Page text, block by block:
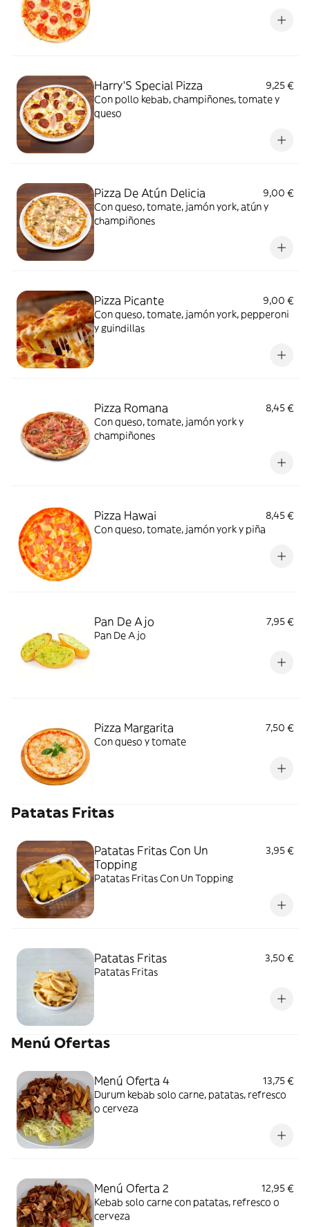
Harry'S Special Pizza
9,25 €
Con pollo kebab, champiñones, tomate y
queso
Pizza De Atún Delicia
9,00 €
Con queso, tomate, jamón york, atún y
champiñones
Pizza Picante
9,00 €
Con queso, tomate, jamón york, pepperoni
y guindillas
Pizza Romana
8,45 €
Con queso, tomate, jamón york y
champiñones
Pizza Hawai
8,45 €
Con queso, tomate, jamón york y piña
Pan De Ajo
7,95 €
Pan De Ajo
Pizza Margarita
7,50 €
Con queso y tomate
Patatas Fritas
Patatas Fritas Con Un
Topping
3,95 €
Patatas Fritas Con Un Topping
Patatas Fritas
3,50 €
Patatas Fritas
Menú Ofertas
Menú Oferta 4
13,75 €
Durum kebab solo carne, patatas, refresco
o cerveza
Menú Oferta 2
12,95 €
Kebab solo carne con patatas, refresco o
cerveza